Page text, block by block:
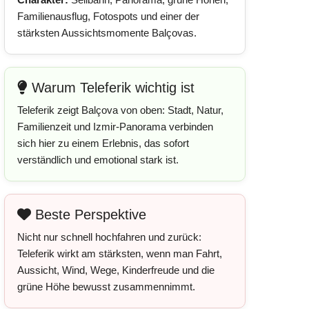
Familienausflug, Fotospots und einer der
stärksten Aussichtsmomente Balçovas.
Warum Teleferik wichtig ist
Teleferik zeigt Balçova von oben: Stadt, Natur,
Familienzeit und Izmir-Panorama verbinden
sich hier zu einem Erlebnis, das sofort
verständlich und emotional stark ist.
Beste Perspektive
Nicht nur schnell hochfahren und zurück:
Teleferik wirkt am stärksten, wenn man Fahrt,
Aussicht, Wind, Wege, Kinderfreude und die
grüne Höhe bewusst zusammennimmt.